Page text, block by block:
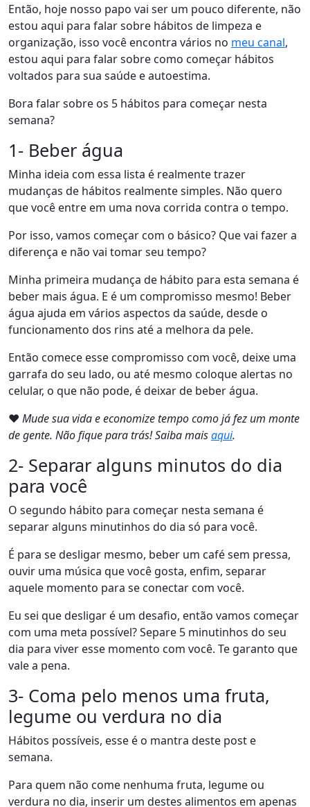
Então, hoje nosso papo vai ser um pouco diferente, não
estou aqui para falar sobre hábitos de limpeza e
organização, isso você encontra vários no meu canal,
estou aqui para falar sobre como começar hábitos
voltados para sua saúde e autoestima.
Bora falar sobre os 5 hábitos para começar nesta
semana?
1- Beber água
Minha ideia com essa lista é realmente trazer
mudanças de hábitos realmente simples. Não quero
que você entre em uma nova corrida contra o tempo.
Por isso, vamos começar com o básico? Que vai fazer a
diferença e não vai tomar seu tempo?
Minha primeira mudança de hábito para esta semana é
beber mais água. E é um compromisso mesmo! Beber
água ajuda em vários aspectos da saúde, desde o
funcionamento dos rins até a melhora da pele.
Então comece esse compromisso com você, deixe uma
garrafa do seu lado, ou até mesmo coloque alertas no
celular, o que não pode, é deixar de beber água.
❤ Mude sua vida e economize tempo como já fez um monte
de gente. Não fique para trás! Saiba maisaqui.
2- Separar alguns minutos do dia
para você
O segundo hábito para começar nesta semana é
separar alguns minutinhos do dia só para você.
É para se desligar mesmo, beber um café sem pressa,
ouvir uma música que você gosta, enfim, separar
aquele momento para se conectar com você.
Eu sei que desligar é um desafio, então vamos começar
com uma meta possível? Separe 5 minutinhos do seu
dia para viver esse momento com você. Te garanto que
vale a pena.
3- Coma pelo menos uma fruta,
legume ou verdura no dia
Hábitos possíveis, esse é o mantra deste post e
semana.
Para quem não come nenhuma fruta, legume ou
verdura no dia, inserir um destes alimentos em apenas